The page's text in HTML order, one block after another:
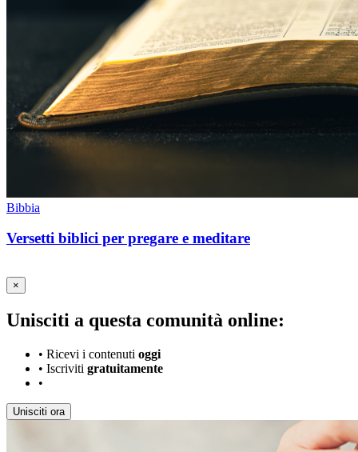
Bibbia
Versetti biblici per pregare e meditare
×
Unisciti a questa comunità online:
• Ricevi i contenuti oggi
• Iscriviti gratuitamente
•
Unisciti ora